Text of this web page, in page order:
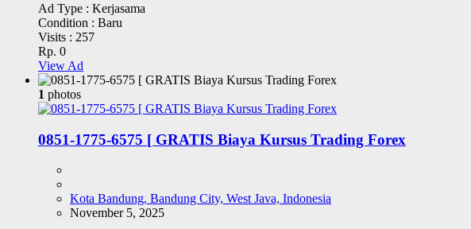
Ad Type : Kerjasama
Condition : Baru
Visits : 257
Rp. 0
View Ad
1 photos
0851-1775-6575 [ GRATIS Biaya Kursus Trading Forex
Kota Bandung, Bandung City, West Java, Indonesia
November 5, 2025